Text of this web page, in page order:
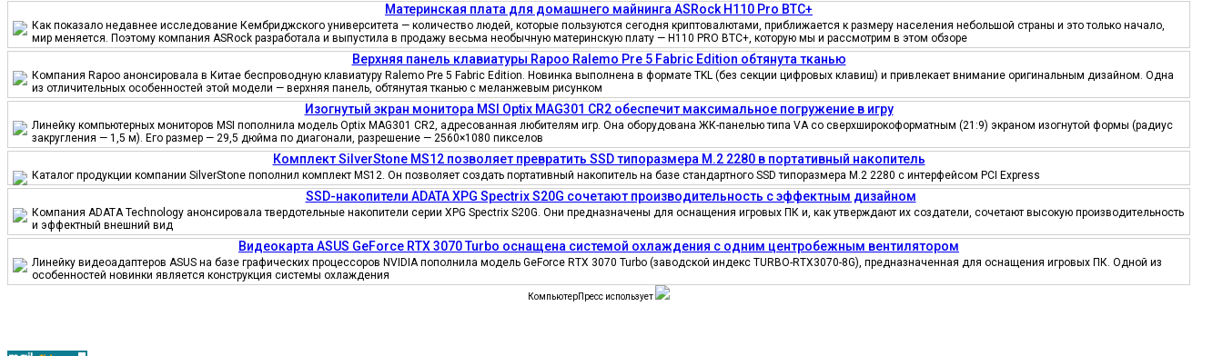
Материнская плата для домашнего майнинга ASRock H110 Pro BTC+
Как показало недавнее исследование Кембриджского университета — количество людей, которые пользуются сегодня криптовалютами, приближается к размеру населения небольшой страны и это только начало,
мир меняется. Поэтому компания ASRock разработала и выпустила в продажу весьма необычную материнскую плату — H110 PRO BTC+, которую мы и рассмотрим в этом обзоре
Верхняя панель клавиатуры Rapoo Ralemo Pre 5 Fabric Edition обтянута тканью
Компания Rapoo анонсировала в Китае беспроводную клавиатуру Ralemo Pre 5 Fabric Edition. Новинка выполнена в формате TKL (без секции цифровых клавиш) и привлекает внимание оригинальным дизайном. Одна
из отличительных особенностей этой модели — верхняя панель, обтянутая тканью с меланжевым рисунком
Изогнутый экран монитора MSI Optix MAG301 CR2 обеспечит максимальное погружение в игру
Линейку компьютерных мониторов MSI пополнила модель Optix MAG301 CR2, адресованная любителям игр. Она оборудована ЖК-панелью типа VA со сверхширокоформатным (21:9) экраном изогнутой формы (радиус
закругления — 1,5 м). Его размер — 29,5 дюйма по диагонали, разрешение — 2560×1080 пикселов
Комплект SilverStone MS12 позволяет превратить SSD типоразмера M.2 2280 в портативный накопитель
Каталог продукции компании SilverStone пополнил комплект MS12. Он позволяет создать портативный накопитель на базе стандартного SSD типоразмера M.2 2280 с интерфейсом PCI Express
SSD-накопители ADATA XPG Spectrix S20G сочетают производительность с эффектным дизайном
Компания ADATA Technology анонсировала твердотельные накопители серии XPG Spectrix S20G. Они предназначены для оснащения игровых ПК и, как утверждают их создатели, сочетают высокую производительность
и эффектный внешний вид
Видеокарта ASUS GeForce RTX 3070 Turbo оснащена системой охлаждения с одним центробежным вентилятором
Линейку видеоадаптеров ASUS на базе графических процессоров NVIDIA пополнила модель GeForce RTX 3070 Turbo (заводской индекс TURBO-RTX3070-8G), предназначенная для оснащения игровых ПК. Одной из
особенностей новинки является конструкция системы охлаждения
КомпьютерПресс использует